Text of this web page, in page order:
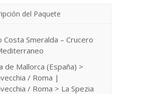
del Paquete
Costa Smeralda – Crucero
de Mallorca (España) >
/ Roma |
/ Roma > La Spezia